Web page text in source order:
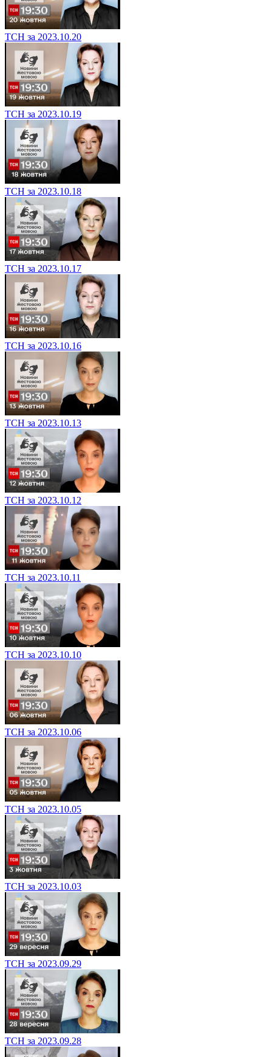
ТСН за 2023.10.20
ТСН за 2023.10.19
ТСН за 2023.10.18
ТСН за 2023.10.17
ТСН за 2023.10.16
ТСН за 2023.10.13
ТСН за 2023.10.12
ТСН за 2023.10.11
ТСН за 2023.10.10
ТСН за 2023.10.06
ТСН за 2023.10.05
ТСН за 2023.10.03
ТСН за 2023.09.29
ТСН за 2023.09.28